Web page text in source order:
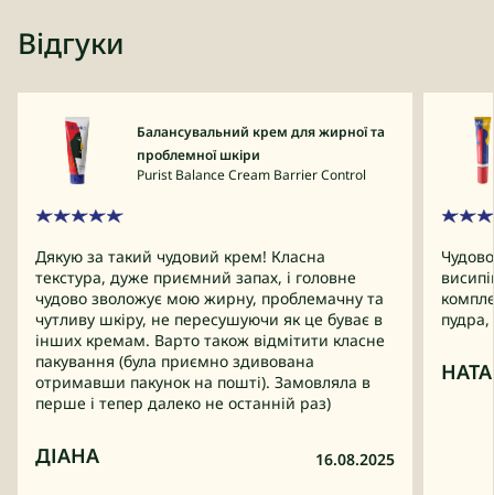
Відгуки
Балансувальний крем для жирної та
проблемної шкіри
Purist Balance Cream Barrier Control
Дякую за такий чудовий крем! Класна
текстура, дуже приємний запах, і головне
чудово зволожує мою жирну, проблемачну та
чутливу шкіру, не пересушуючи як це буває в
інших кремам. Варто також відмітити класне
пакування (була приємно здивована
отримавши пакунок на пошті). Замовляла в
перше і тепер далеко не останній раз)
ДІАНА 16.08.2025
пудра,
НАТА